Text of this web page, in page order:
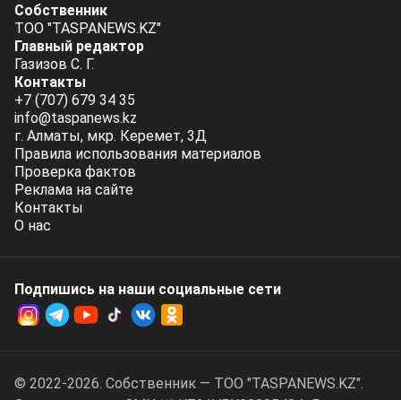
Собственник
ТОО "TASPANEWS.KZ"
Главный редактор
Газизов С. Г.
Контакты
+7 (707) 679 34 35
info@taspanews.kz
г. Алматы, мкр. Керемет, 3Д
Правила использования материалов
Проверка фактов
Реклама на сайте
Контакты
О нас
Подпишись на наши социальные cети
© 2022-2026. Собственник — ТОО "TASPANEWS.KZ".